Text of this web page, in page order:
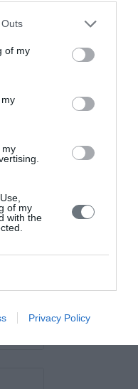
of my
my
of my
with the
Privacy Policy